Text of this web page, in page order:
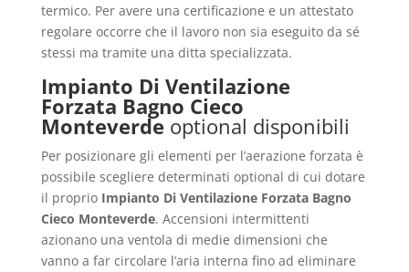
termico. Per avere una certificazione e un attestato
regolare occorre che il lavoro non sia eseguito da sé
stessi ma tramite una ditta specializzata.
Impianto Di Ventilazione
Forzata Bagno Cieco
Monteverde optional disponibili
Per posizionare gli elementi per l’aerazione forzata è
possibile scegliere determinati optional di cui dotare
il proprio Impianto Di Ventilazione Forzata Bagno
Cieco Monteverde. Accensioni intermittenti
azionano una ventola di medie dimensioni che
vanno a far circolare l’aria interna fino ad eliminare